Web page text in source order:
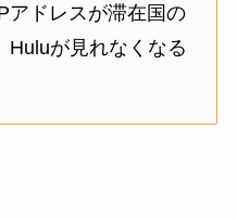
アドレスが滞在国の
Huluが見れなくなる